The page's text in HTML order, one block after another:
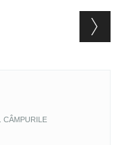
CÂMPURILE